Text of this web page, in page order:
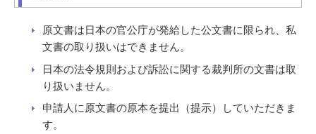
原文書は日本の官公庁が発給した公文書に限られ、私
文書の取り扱いはできません。
日本の法令規則および訴訟に関する裁判所の文書は取
り扱いません。
申請人に原文書の原本を提出（提示）していただきま
す。